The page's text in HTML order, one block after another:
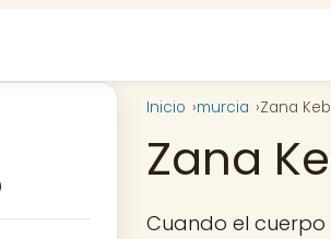
Inicio murcia Zana
Zana
Cuando el cuerpo